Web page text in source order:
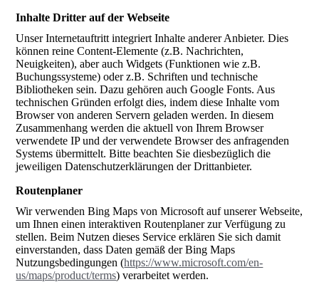
Inhalte Dritter auf der Webseite
Unser Internetauftritt integriert Inhalte anderer Anbieter. Dies
können reine Content-Elemente (z.B. Nachrichten,
Neuigkeiten), aber auch Widgets (Funktionen wie z.B.
Buchungssysteme) oder z.B. Schriften und technische
Bibliotheken sein. Dazu gehören auch Google Fonts. Aus
technischen Gründen erfolgt dies, indem diese Inhalte vom
Browser von anderen Servern geladen werden. In diesem
Zusammenhang werden die aktuell von Ihrem Browser
verwendete IP und der verwendete Browser des anfragenden
Systems übermittelt. Bitte beachten Sie diesbezüglich die
jeweiligen Datenschutzerklärungen der Drittanbieter.
Routenplaner
Wir verwenden Bing Maps von Microsoft auf unserer Webseite,
um Ihnen einen interaktiven Routenplaner zur Verfügung zu
stellen. Beim Nutzen dieses Service erklären Sie sich damit
einverstanden, dass Daten gemäß der Bing Maps
Nutzungsbedingungen (https://www.microsoft.com/en-
us/maps/product/terms) verarbeitet werden.